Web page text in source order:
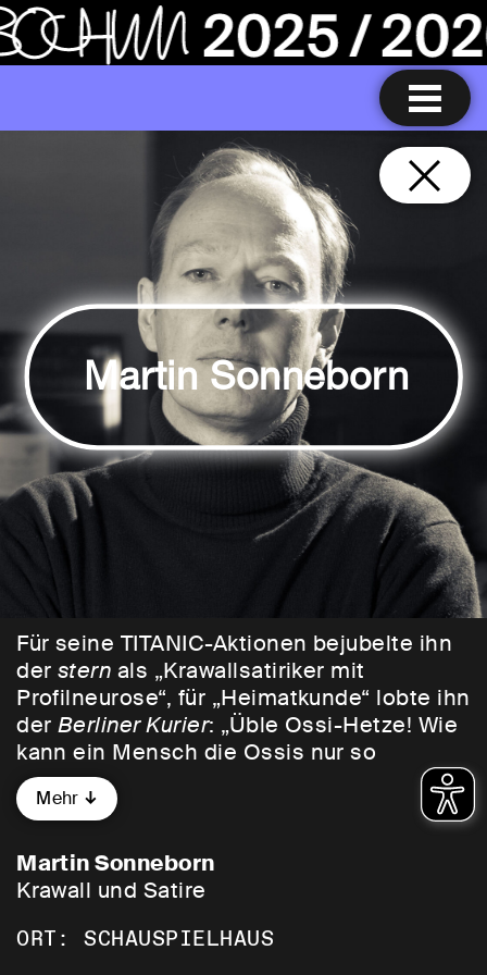
Martin Sonneborn
Für seine TITANIC-Aktionen bejubelte ihn
der stern als „Krawallsatiriker mit
Profilneurose“, für „Heimatkunde“ lobte ihn
der Berliner Kurier: „Üble Ossi-Hetze! Wie
kann ein Mensch die Ossis nur so
hassen?!“ Nach seinen Reportagen für die
heute-show
Geschäftsführer des größten deutschen
Pharma-Verbandes zurück, das
chinesische Außenministerium verlangte
Mehr
Martin Sonneborn
Krawall und Satire
ORT: SCHAUSPIELHAUS